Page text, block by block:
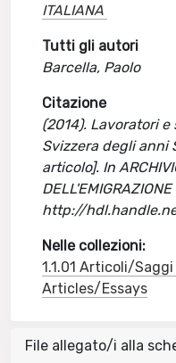
ITALIANA
Tutti gli autori
Barcella, Paolo
Citazione
(2014). Lavoratori e
Svizzera degli anni
articolo]. In
http://
Nelle collezioni:
1.1.01 Articoli/
Articles/Essays
File allegato/i alla